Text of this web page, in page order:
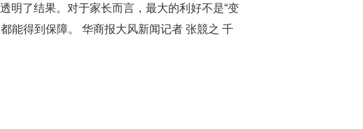
了结果。对于家长而言，最大的利好不是“变
能得到保障。 华商报大风新闻记者 张競之 千